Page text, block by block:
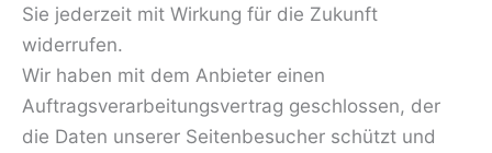
Sie jederzeit mit Wirkung für die Zukunft
widerrufen.
Wir haben mit dem Anbieter einen
Auftragsverarbeitungsvertrag geschlossen, der
die Daten unserer Seitenbesucher schützt und